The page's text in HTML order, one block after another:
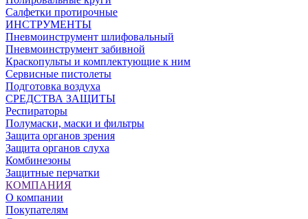
Салфетки протирочные
ИНСТРУМЕНТЫ
Пневмоинструмент шлифовальный
Пневмоинструмент забивной
Краскопульты и комплектующие к ним
Сервисные пистолеты
Подготовка воздуха
СРЕДСТВА ЗАЩИТЫ
Респираторы
Полумаски, маски и фильтры
Защита органов зрения
Защита органов слуха
Комбинезоны
Защитные перчатки
КОМПАНИЯ
О компании
Покупателям